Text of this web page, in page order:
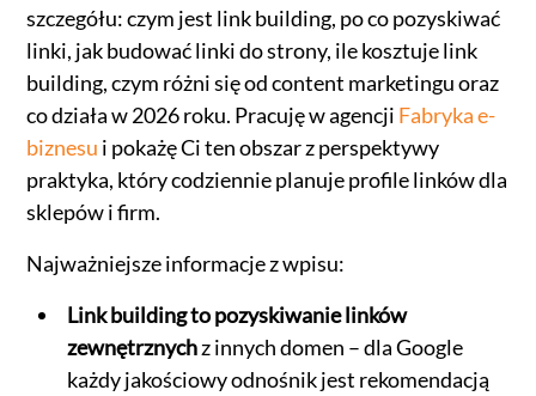
szczegółu: czym jest link building, po co pozyskiwać
linki, jak budować linki do strony, ile kosztuje link
building, czym różni się od content marketingu oraz
co działa w 2026 roku. Pracuję w agencji Fabryka e-
biznesu i pokażę Ci ten obszar z perspektywy
praktyka, który codziennie planuje profile linków dla
sklepów i firm.
Najważniejsze informacje z wpisu:
Link building to pozyskiwanie linków
zewnętrznychz innych domen – dla Google
każdy jakościowy odnośnik jest rekomendacją